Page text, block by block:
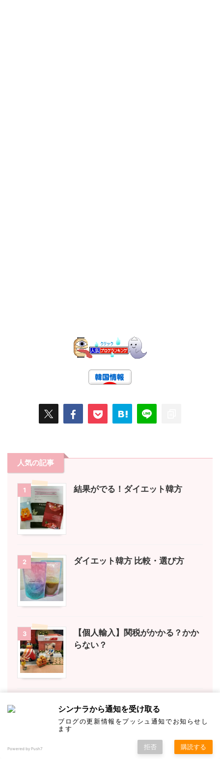
人気の記事
1 結果がでる！ダイエット韓方
2 ダイエット韓方 比較・選び方
3
【個人輸入】関税がかかる？かか
らない？
雑巾の臭いが消える洗濯機
シンナラから通知を受け取る
ブログの更新情報をプッシュ通知でお知らせし
ます
Powered by Push7 拒否 購読する